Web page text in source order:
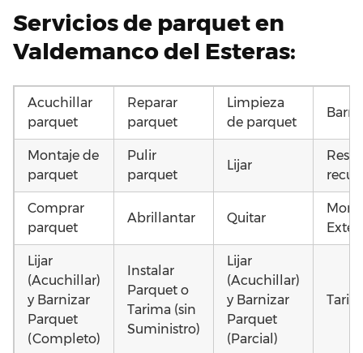
Servicios de parquet en
Valdemanco del Esteras:
Acuchillar
parquet
Reparar
parquet
Limpieza
de parquet
Montaje de
parquet
Pulir
parquet
Lijar
Comprar
parquet
Abrillantar Quitar
Lijar
(Acuchillar)
y Barnizar
Parquet
(Completo)
Instalar
Parquet o
Tarima (sin
Suministro)
Lijar
(Acuchillar)
y Barnizar
Parquet
(Parcial)